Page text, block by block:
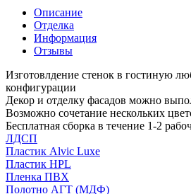
Описание
Отделка
Информация
Отзывы
Изготовлдение стенок в гостиную
конфигурации
Декор и отделку фасадов можно
Возможно сочетание нескольких
Бесплатная сборка в течение 1-2
ЛДСП
Пластик Alvic Luxe
Пластик HPL
Пленка ПВХ
Полотно АГТ (МДФ)